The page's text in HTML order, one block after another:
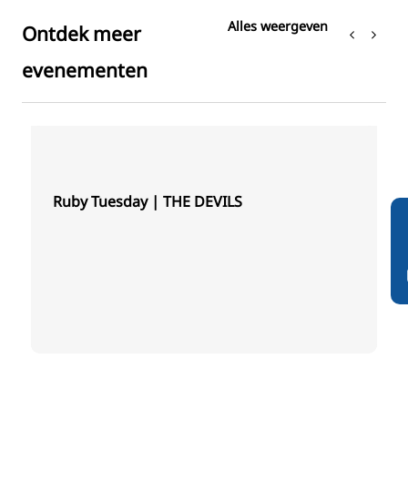
Ontdek meer
evenementen
Alles weergeven
Ruby Tuesday | THE DEVILS